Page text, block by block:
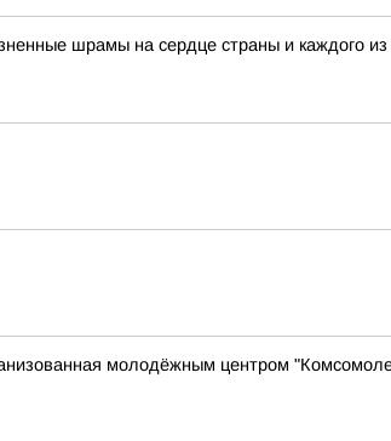
шрамы на сердце страны и каждого из
молодёжным центром